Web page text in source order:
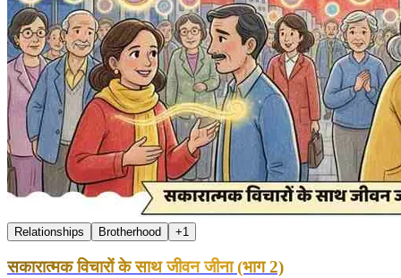
Relationships Brotherhood +1
सकारात्मक विचारों के साथ जीवन जीना (भाग 2)